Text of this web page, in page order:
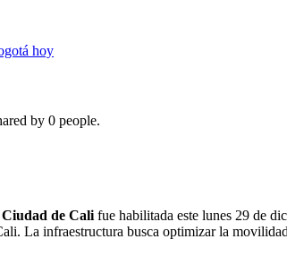
hoy
by 0 people.
de Cali fue habilitada este lunes 29 de
La infraestructura busca optimizar la